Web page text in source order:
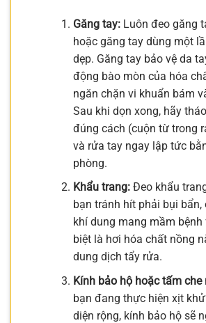
Găng tay:Luôn đeo găng
hoặc găng tay dùng một
dẹp. Găng tay bảo vệ da
động bào mòn của hóa
ngăn chặn vi khuẩn bám
Sau khi dọn xong, hãy
đúng cách (cuộn từ trong
và rửa tay ngay lập tức
phòng.
Khẩu trang:Đeo khẩu
bạn tránh hít phải bụi bẩn,
khí dung mang mầm bệnh
biệt là hơi hóa chất nồng
dung dịch tẩy rửa.
Kính bảo hộ hoặc tấm che
bạn đang thực hiện xịt
diện rộng, kính bảo hộ sẽ